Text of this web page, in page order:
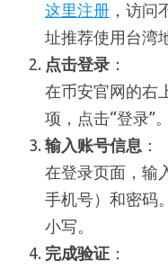
这里注册 ，访问
址推荐使用台湾
点击登录 ：
在币安官网的右
项，点击“登录”。
输入账号信息 ：
在登录页面，输
手机号）和密码
小写。
完成验证 ：